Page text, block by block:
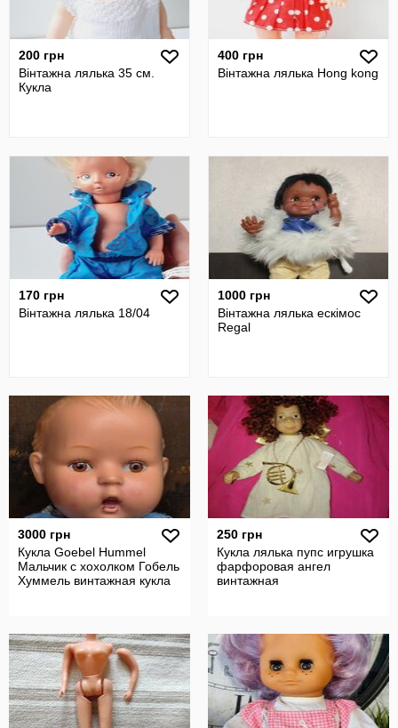
200 грн
Вінтажна лялька 35 см.
Кукла
400 грн
Вінтажна лялька Hong kong
170 грн
Вінтажна лялька 18/04
1000 грн
Вінтажна лялька ескімос
Regal
3000 грн
Кукла Goebel Hummel
Мальчик с хохолком Гобель
Хуммель винтажная кукла
250 грн
Кукла лялька пупс игрушка
фарфоровая ангел
винтажная